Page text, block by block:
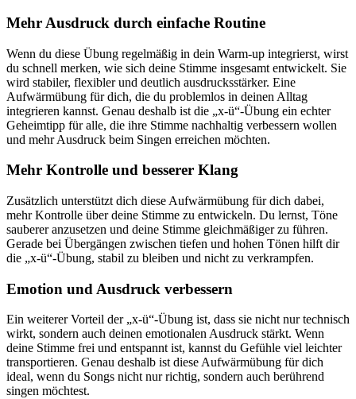
Mehr Ausdruck durch einfache Routine
Wenn du diese Übung regelmäßig in dein Warm-up integrierst, wirst
du schnell merken, wie sich deine Stimme insgesamt entwickelt. Sie
wird stabiler, flexibler und deutlich ausdrucksstärker. Eine
Aufwärmübung für dich, die du problemlos in deinen Alltag
integrieren kannst. Genau deshalb ist die „x-ü“-Übung ein echter
Geheimtipp für alle, die ihre Stimme nachhaltig verbessern wollen
und mehr Ausdruck beim Singen erreichen möchten.
Mehr Kontrolle und besserer Klang
Zusätzlich unterstützt dich diese Aufwärmübung für dich dabei,
mehr Kontrolle über deine Stimme zu entwickeln. Du lernst, Töne
sauberer anzusetzen und deine Stimme gleichmäßiger zu führen.
Gerade bei Übergängen zwischen tiefen und hohen Tönen hilft dir
die „x-ü“-Übung, stabil zu bleiben und nicht zu verkrampfen.
Emotion und Ausdruck verbessern
Ein weiterer Vorteil der „x-ü“-Übung ist, dass sie nicht nur technisch
wirkt, sondern auch deinen emotionalen Ausdruck stärkt. Wenn
deine Stimme frei und entspannt ist, kannst du Gefühle viel leichter
transportieren. Genau deshalb ist diese Aufwärmübung für dich
ideal, wenn du Songs nicht nur richtig, sondern auch berührend
singen möchtest.